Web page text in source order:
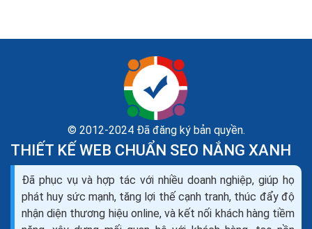
5 bí quyết để chiến lược truyền thông xã hội thành
công hiệu quả nhất
Phép màu không thể xảy ra trong một đêm, phải mất
© 2012-2024 Đã đăng ký bản quyền.
THIẾT KẾ WEB CHUẨN SEO NẮNG XANH
Đã phục vụ và hợp tác với nhiều doanh nghiệp, giúp họ
phát huy sức mạnh, tăng lợi thế cạnh tranh, thúc đẩy độ
nhận diện thương hiệu online, và kết nối khách hàng tiềm